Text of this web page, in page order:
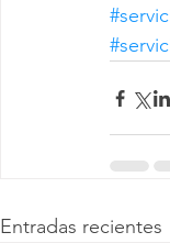
Entradas recientes